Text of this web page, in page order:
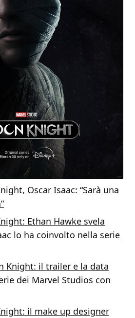
Oscar Isaac: “Sarà una
Ethan Hawke svela
lo ha coinvolto nella serie
Knight: il trailer e la data
dei Marvel Studios con
il make up designer